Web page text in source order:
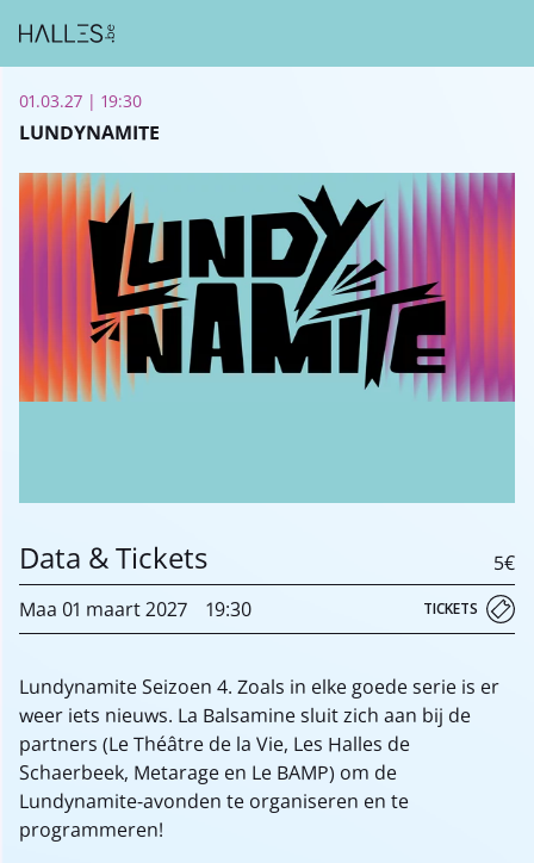
01.03.27 | 19:30
LUNDYNAMITE
Data & Tickets
5€
Maa 01 maart2027 19:30 TICKETS
Lundynamite Seizoen 4. Zoals in elke goede serie is er
weer iets nieuws. La Balsamine sluit zich aan bij de
partners (Le Théâtre de la Vie, Les Halles de
Schaerbeek, Metarage en Le BAMP) om de
Lundynamite-avonden te organiseren en te
programmeren!